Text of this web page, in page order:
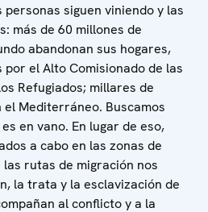
siguen viniendo y las
más de 60 millones de
abandonan sus hogares,
el Alto Comisionado de las
Refugiados; millares de
el Mediterráneo. Buscamos
en vano. En lugar de eso,
a cabo en las zonas de
rutas de migración nos
la trata y la esclavización de
al conflicto y a la